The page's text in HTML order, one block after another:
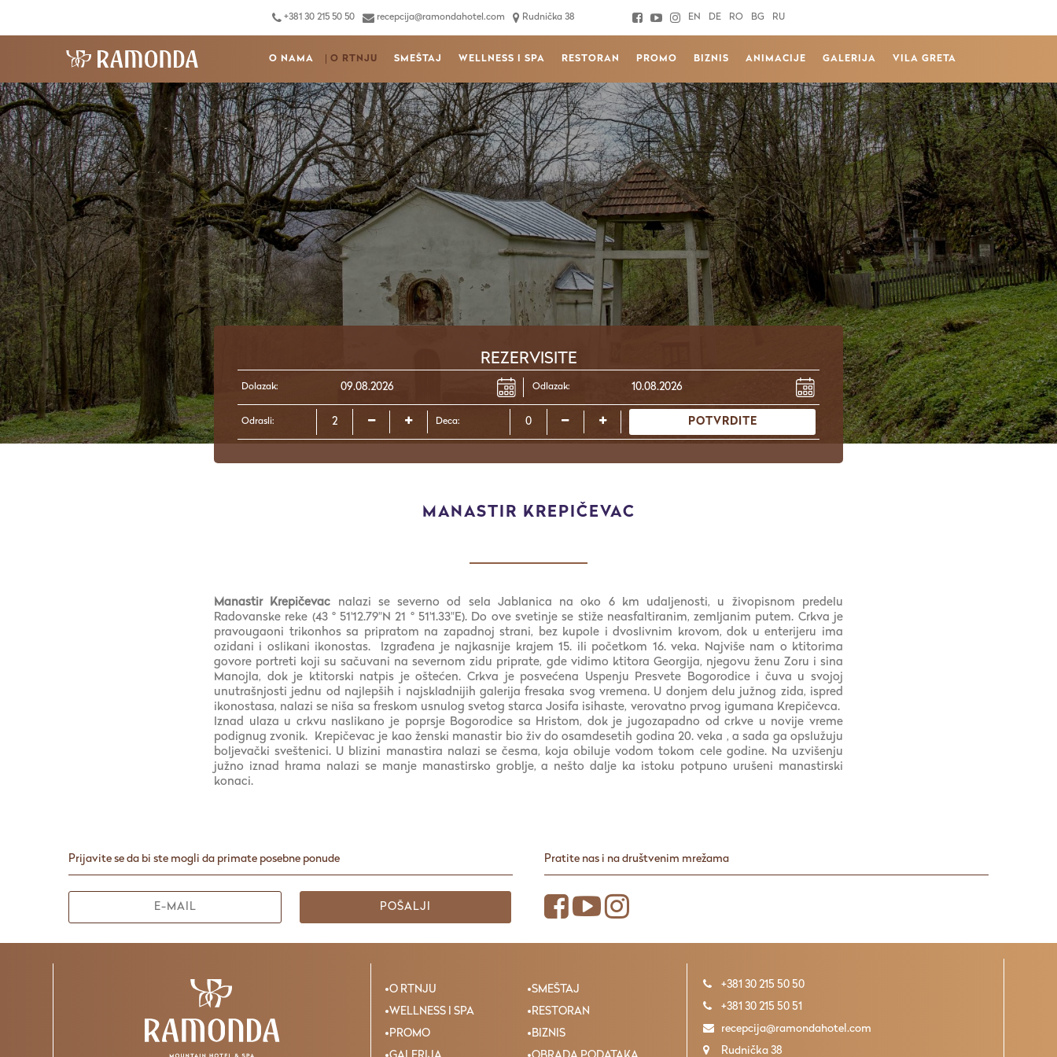
+381 30 215 50 50 recepcija@ramondahotel.com Rudnička 38 EN DE RO BG RU
O NAMA O RTNJU SMEŠTAJ WELLNESS I SPA RESTORAN PROMO BIZNIS ANIMACIJE GALERIJA VILA GRETA
REZERVISITE
Dolazak: Odlazak:
Odrasli: Deca: POTVRDITE
MANASTIR KREPIČEVAC
Manastir Krepičevac nalazi se severno od sela Jablanica na oko 6 km udaljenosti, u živopisnom predelu
Radovanske reke (43 ° 51'12.79"N 21 ° 51'1.33"E). Do ove svetinje se stiže neasfaltiranim, zemljanim putem. Crkva je
pravougaoni trikonhos sa pripratom na zapadnoj strani, bez kupole i dvoslivnim krovom, dok u enterijeru ima
ozidani i oslikani ikonostas. Izgrađena je najkasnije krajem 15. ili početkom 16. veka. Najviše nam o ktitorima
govore portreti koji su sačuvani na severnom zidu priprate, gde vidimo ktitora Georgija, njegovu ženu Zoru i sina
Manojla, dok je ktitorski natpis je oštećen. Crkva je posvećena Uspenju Presvete Bogorodice i čuva u svojoj
unutrašnjosti jednu od najlepših i najskladnijih galerija fresaka svog vremena. U donjem delu južnog zida, ispred
ikonostasa, nalazi se niša sa freskom usnulog svetog starca Josifa isihaste, verovatno prvog igumana Krepičevca.
Iznad ulaza u crkvu naslikano je poprsje Bogorodice sa Hristom, dok je jugozapadno od crkve u novije vreme
podignug zvonik. Krepičevac je kao ženski manastir bio živ do osamdesetih godina 20. veka , a sada ga opslužuju
boljevački sveštenici. U blizini manastira nalazi se česma, koja obiluje vodom tokom cele godine. Na uzvišenju
južno iznad hrama nalazi se manje manastirsko groblje, a nešto dalje ka istoku potpuno urušeni manastirski
konaci.
Prijavite se da bi ste mogli da primate posebne ponude
POŠALJI
Pratite nas i na društvenim mrežama
O RTNJU
SMEŠTAJ
WELLNESS I SPA
RESTORAN
PROMO
BIZNIS
+381 30 215 50 50
+381 30 215 50 51
recepcija@ramondahotel.com
Rudnička 38